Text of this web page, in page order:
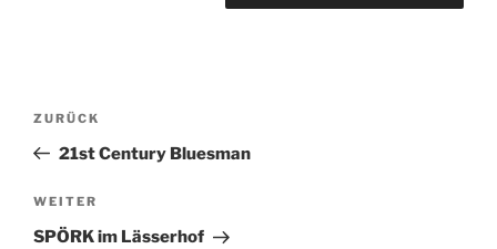
Beitrags-
Vorheriger
Beitrag
ZURÜCK
21st Century Bluesman
Nächster
Beitrag
WEITER
SPÖRK im Lässerhof